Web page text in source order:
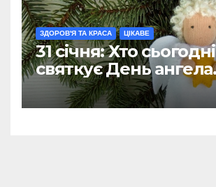
ЗДОРОВ'Я ТА КРАСА ЦІКАВЕ
31 січня: Хто сьогодні
святкує День ангела
(ФОТО)